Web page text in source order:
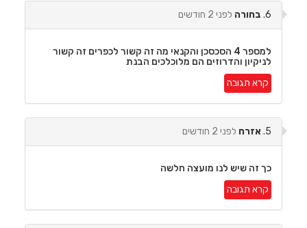
בחורה לפני 2 חודשים
למספר 4 הסכסכן והקנאי מה זה קשור לכפרים זה קשור
לניקיון והדרוזים הם מלוכלכים הבנת
קרא תגובה
אזרח לפני 2 חודשים
כך זה שיש לנו מועצה חלשה
קרא תגובה